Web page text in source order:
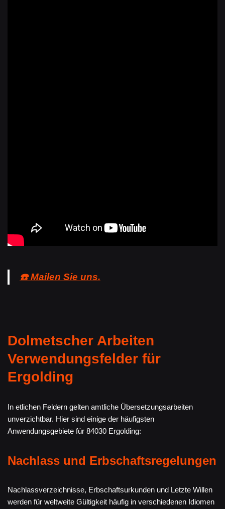
☎️ Mailen Sie uns.
Dolmetscher Arbeiten
Verwendungsfelder für
Ergolding
In etlichen Feldern gelten amtliche Übersetzungsarbeiten
unverzichtbar. Hier sind einige der häufigsten
Anwendungsgebiete für 84030 Ergolding:
Nachlass und Erbschaftsregelungen
Nachlassverzeichnisse, Erbschaftsurkunden und Letzte Willen
werden für weltweite Gültigkeit häufig in verschiedenen Idiomen